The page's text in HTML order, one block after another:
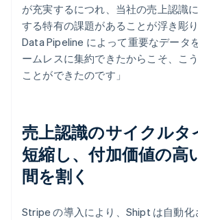
が充実するにつれ、当社の売上認識
する特有の課題があることが浮き彫り
Data Pipeline によって重要なデータ
ームレスに集約できたからこそ、こ
ことができたのです」
売上認識のサイクルタ
短縮し、付加価値の高
間を割く
Stripe の導入により、Shipt は自動化